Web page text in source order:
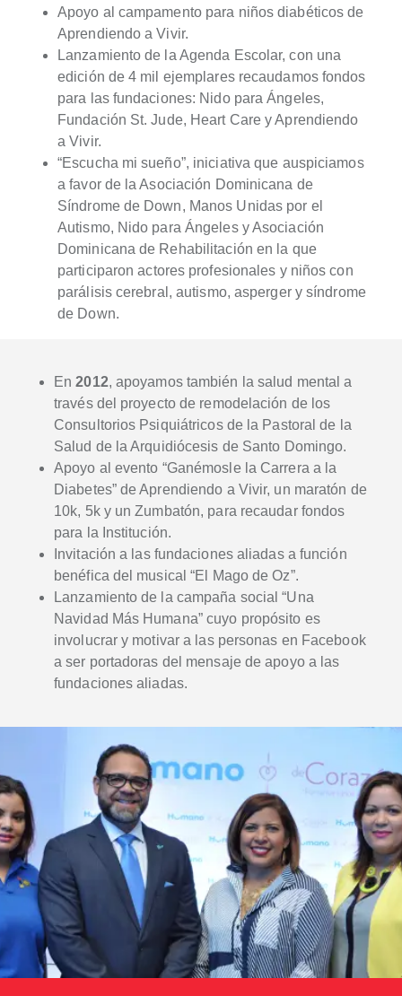
Apoyo al campamento para niños diabéticos de
Aprendiendo a Vivir.
Lanzamiento de la Agenda Escolar, con una
edición de 4 mil ejemplares recaudamos fondos
para las fundaciones: Nido para Ángeles,
Fundación St. Jude, Heart Care y Aprendiendo
a Vivir.
“Escucha mi sueño”, iniciativa que auspiciamos
a favor de la Asociación Dominicana de
Síndrome de Down, Manos Unidas por el
Autismo, Nido para Ángeles y Asociación
Dominicana de Rehabilitación en la que
participaron actores profesionales y niños con
parálisis cerebral, autismo, asperger y síndrome
de Down.
En2012, apoyamos también la salud mental a
través del proyecto de remodelación de los
Consultorios Psiquiátricos de la Pastoral de la
Salud de la Arquidiócesis de Santo Domingo.
Apoyo al evento “Ganémosle la Carrera a la
Diabetes” de Aprendiendo a Vivir, un maratón de
10k, 5k y un Zumbatón, para recaudar fondos
para la Institución.
Invitación a las fundaciones aliadas a función
benéfica del musical “El Mago de Oz”.
Lanzamiento de la campaña social “Una
Navidad Más Humana” cuyo propósito es
involucrar y motivar a las personas en Facebook
a ser portadoras del mensaje de apoyo a las
fundaciones aliadas.